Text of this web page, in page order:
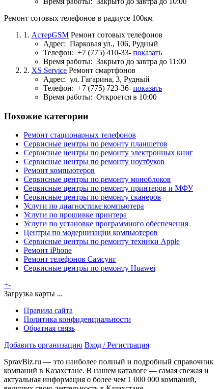
Ремонт сотовых телефонов в радиусе 100км
1. АстерGSM Ремонт сотовых телефонов
Адрес: Парковая ул., 106, Рудный
Телефон: +7 (775) 410-33- показать
Время работы: Закрыто до завтра до 11:00
2. XS Service Ремонт смартфонов
Адрес: ул. Гагарина, 3, Рудный
Телефон: +7 (775) 723-36- показать
Время работы: Откроется в 10:00
Похожие категории
Ремонт стационарных телефонов
Сервисные центры по ремонту планшетов
Сервисные центры по ремонту электронных книг
Сервисные центры по ремонту ноутбуков
Ремонт компьютеров
Сервисные центры по ремонту моноблоков
Сервисные центры по ремонту принтеров и МФУ
Сервисные центры по ремонту сканеров
Услуги по диагностике компьютера
Услуги по прошивке принтера
Услуги по установке программного обеспечения
Центры по модернизации компьютеров
Сервисные центры по ремонту техники Apple
Ремонт iPhone
Ремонт телефонов Самсунг
Сервисные центры по ремонту Huawei
+-
Загрузка карты ...
Правила сайта
Политика конфиденциальности
Обратная связь
Добавить организацию Вход / Регистрация
SpravBiz.ru — это наиболее полный и подробный справочник
компаний в Казахстане. В нашем каталоге — самая свежая и
актуальная информация о более чем 1 000 000 компаний,